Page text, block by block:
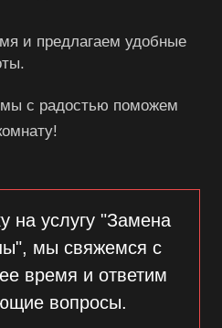
и предлагаем удобные
с радостью поможем
на услугу "Замена
мы свяжемся с
время и ответим
вопросы.